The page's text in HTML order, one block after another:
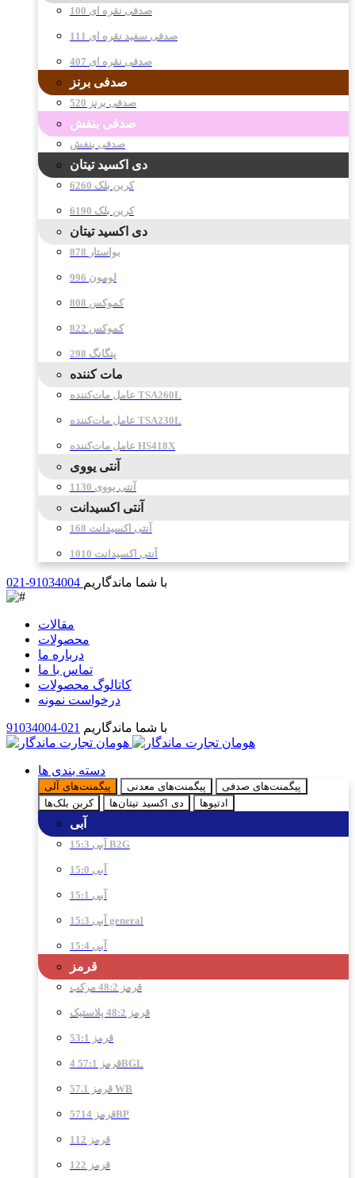
صدفی نقره ای 100
صدفی سفید نقره ای 111
صدفی نقره ای 407
صدفی برنز
صدفی برنز 520
صدفی بنفش
صدفی بنفش
دی اکسید تیتان
کربن بلک 6260
کربن بلک 6190
دی اکسید تیتان
878 بواستار
996 لومون
808 کموکس
822 کموکس
298 پنگانگ
مات کننده
عامل مات‌کننده TSA260L
عامل مات‌کننده TSA230L
عامل مات‌کننده HS418X
آنتی یووی
آنتی یووی 1130
آنتی اکسیدانت
آنتی اکسیدانت 168
آنتی اکسیدانت 1010
021-91034004 با شما ماندگاریم
مقالات
محصولات
درباره ما
تماس با ما
کاتالوگ محصولات
درخواست نمونه
با شما ماندگاریم 021-91034004
دسته بندی ها
پیگمنت‌های آلی پیگمنت‌های معدنی
پیگمنت‌های صدفی
کربن بلک‌ها
دی اکسید تیتان‌ها ادتیو‌ها
آبی
آبی 15:3 B2G
آبی 15:0
آبی 15:1
آبی 15:3 general
آبی 15:4
قرمز
قرمز 48:2 مرکب
قرمز 48:2 پلاستیک
قرمز 53:1
قرمز 57:1 4BGL
قرمز 57.1 WB
قرمز 5714BP
قرمز 112
قرمز 122